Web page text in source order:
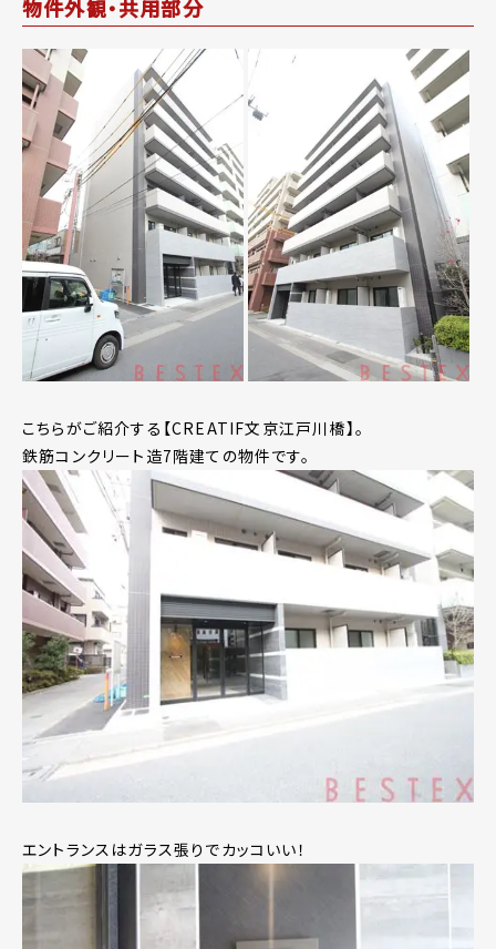
物件外観・共用部分
こちらがご紹介する【CREATIF文京江戸川橋】。
鉄筋コンクリート造7階建ての物件です。
エントランスはガラス張りでカッコいい！